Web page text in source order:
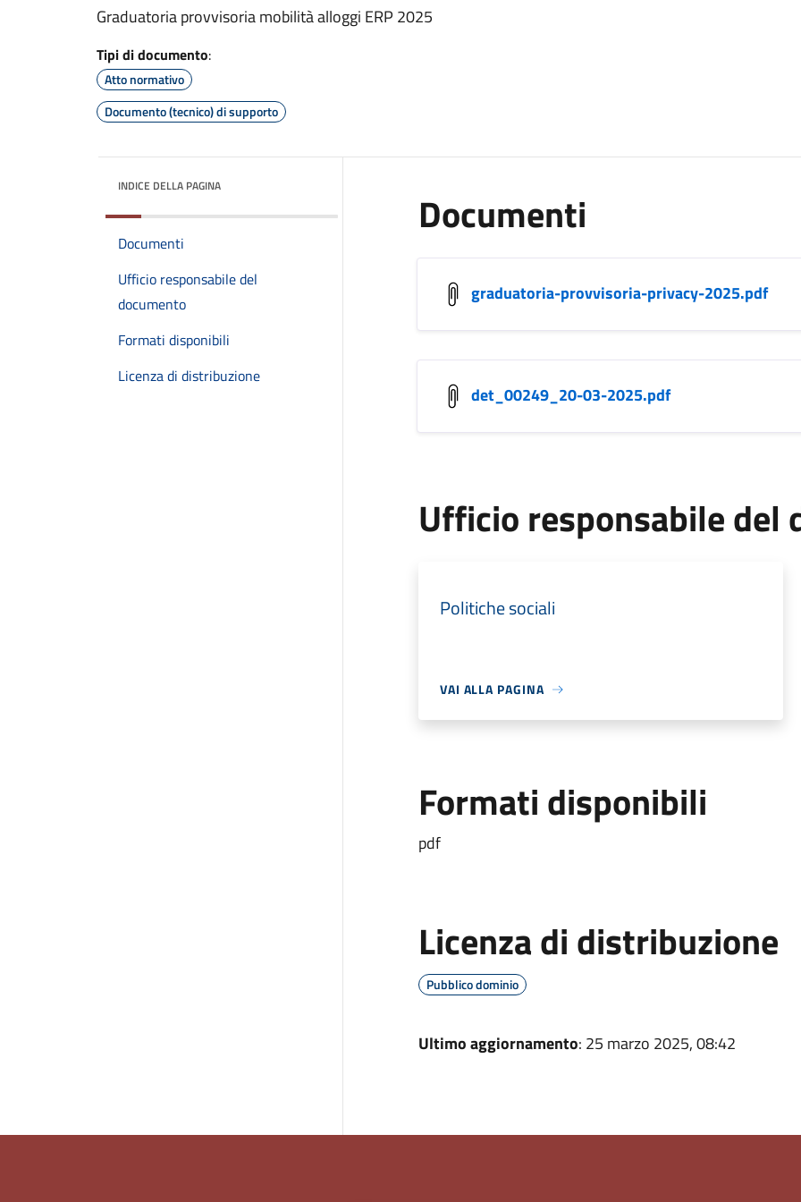
Graduatoria provvisoria mobilità alloggi ERP 2025
Tipi di documento:
Atto normativo
Documento (tecnico) di supporto
INDICE DELLA PAGINA
Documenti
Ufficio responsabile del
documento
Formati disponibili
Licenza di distribuzione
Documenti
graduatoria-provvisoria-privacy-2025.pdf
det_00249_20-03-2025.pdf
Ufficio responsabile del
Politiche sociali
VAI ALLA PAGINA
Formati disponibili
pdf
Licenza di distribuzione
Pubblico dominio
Ultimo aggiornamento: 25 marzo 2025, 08:42